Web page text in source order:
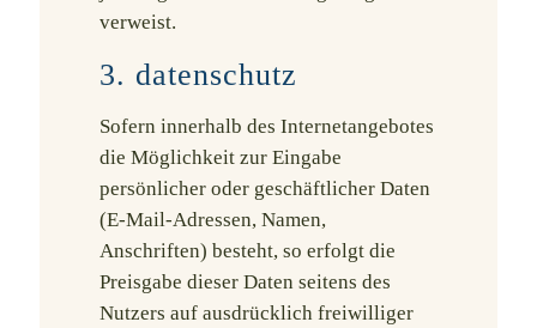
verweist.
3. datenschutz
Sofern innerhalb des Internetangebotes
die Möglichkeit zur Eingabe
persönlicher oder geschäftlicher Daten
(E-Mail-Adressen, Namen,
Anschriften) besteht, so erfolgt die
Preisgabe dieser Daten seitens des
Nutzers auf ausdrücklich freiwilliger